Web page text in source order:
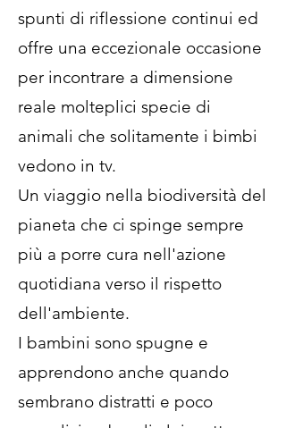
spunti di riflessione continui ed
offre una eccezionale occasione
per incontrare a dimensione
reale molteplici specie di
animali che solitamente i bimbi
vedono in tv.
Un viaggio nella biodiversità del
pianeta che ci spinge sempre
più a porre cura nell'azione
quotidiana verso il rispetto
dell'ambiente.
I bambini sono spugne e
apprendono anche quando
sembrano distratti e poco